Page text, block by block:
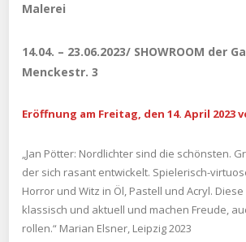
Malerei
14.04. – 23.06.2023/ SHOWROOM der
Menckestr. 3
Eröffnung am Freitag, den 14. April 2023
„Jan Pötter: Nordlichter sind die schönsten.
der sich rasant entwickelt. Spielerisch-
Horror und Witz in Öl, Pastell und Acryl.
klassisch und aktuell und machen Freude,
rollen.“ Marian Elsner, Leipzig 2023